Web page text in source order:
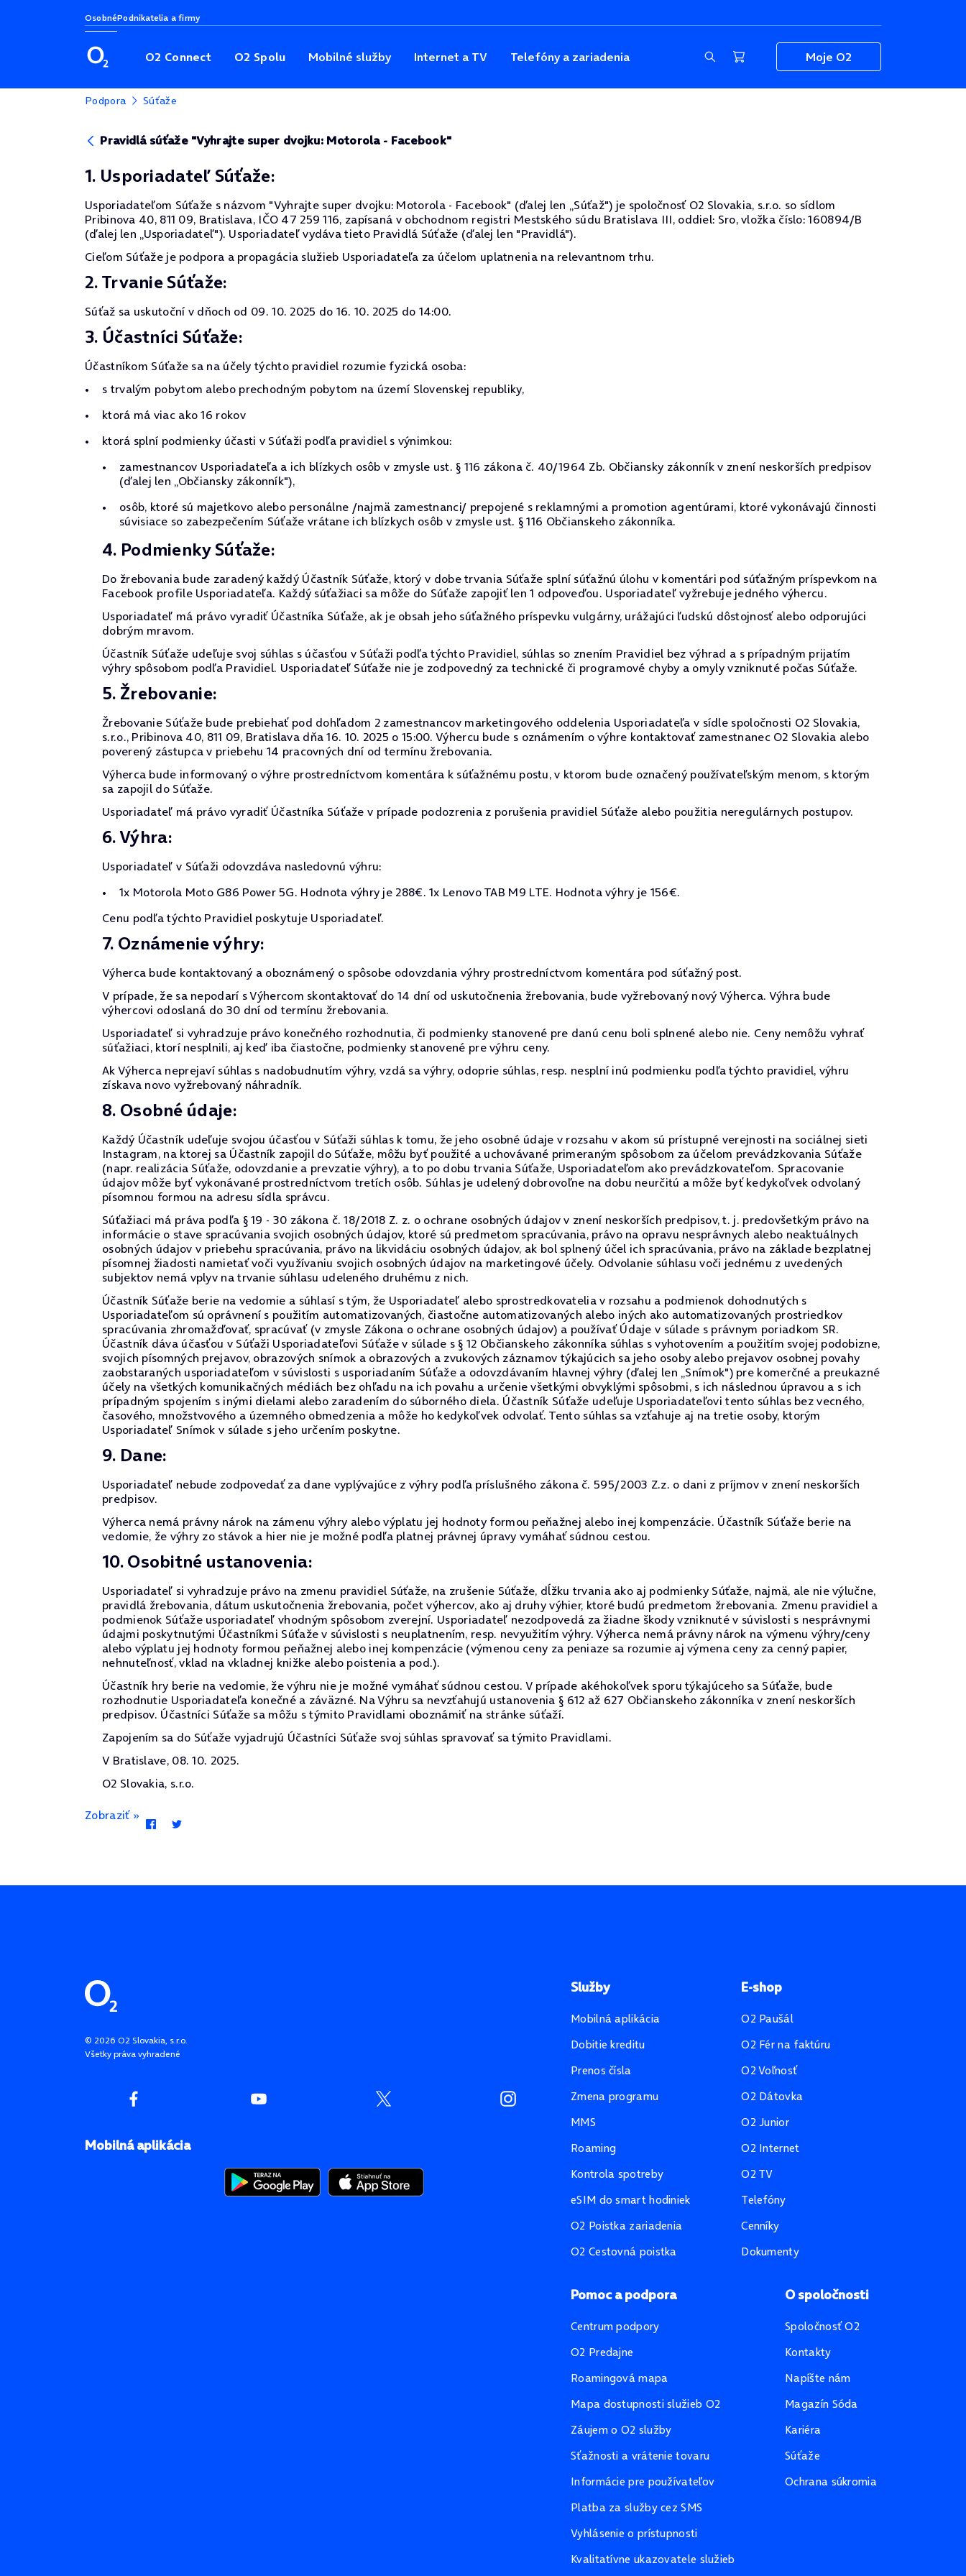
OsobnéPodnikatelia a firmy
O2 Connect O2 Spolu Mobilné služby Internet a TV Telefóny a zariadenia Moje O2
Podpora Súťaže
Pravidlá súťaže "Vyhrajte super dvojku: Motorola - Facebook"
1. Usporiadateľ Súťaže:
Usporiadateľom Súťaže s názvom "Vyhrajte super dvojku: Motorola - Facebook" (ďalej len „Súťaž") je spoločnosť O2 Slovakia, s.r.o. so sídlom
Pribinova 40, 811 09, Bratislava, IČO 47 259 116, zapísaná v obchodnom registri Mestského súdu Bratislava III, oddiel: Sro, vložka číslo: 160894/B
(ďalej len „Usporiadateľ"). Usporiadateľ vydáva tieto Pravidlá Súťaže (ďalej len "Pravidlá").
Cieľom Súťaže je podpora a propagácia služieb Usporiadateľa za účelom uplatnenia na relevantnom trhu.
2. Trvanie Súťaže:
Súťaž sa uskutoční v dňoch od 09. 10. 2025 do 16. 10. 2025 do 14:00.
3. Účastníci Súťaže:
Účastníkom Súťaže sa na účely týchto pravidiel rozumie fyzická osoba:
s trvalým pobytom alebo prechodným pobytom na území Slovenskej republiky,
ktorá má viac ako 16 rokov
ktorá splní podmienky účasti v Súťaži podľa pravidiel s výnimkou:
zamestnancov Usporiadateľa a ich blízkych osôb v zmysle ust. § 116 zákona č. 40/1964 Zb. Občiansky zákonník v znení neskorších predpisov
(ďalej len „Občiansky zákonník"),
osôb, ktoré sú majetkovo alebo personálne /najmä zamestnanci/ prepojené s reklamnými a promotion agentúrami, ktoré vykonávajú činnosti
súvisiace so zabezpečením Súťaže vrátane ich blízkych osôb v zmysle ust. § 116 Občianskeho zákonníka.
4. Podmienky Súťaže:
Do žrebovania bude zaradený každý Účastník Súťaže, ktorý v dobe trvania Súťaže splní súťažnú úlohu v komentári pod súťažným príspevkom na
Facebook profile Usporiadateľa. Každý súťažiaci sa môže do Súťaže zapojiť len 1 odpoveďou. Usporiadateľ vyžrebuje jedného výhercu.
Usporiadateľ má právo vyradiť Účastníka Súťaže, ak je obsah jeho súťažného príspevku vulgárny, urážajúci ľudskú dôstojnosť alebo odporujúci
dobrým mravom.
Účastník Súťaže udeľuje svoj súhlas s účasťou v Súťaži podľa týchto Pravidiel, súhlas so znením Pravidiel bez výhrad a s prípadným prijatím
výhry spôsobom podľa Pravidiel. Usporiadateľ Súťaže nie je zodpovedný za technické či programové chyby a omyly vzniknuté počas Súťaže.
5. Žrebovanie:
Žrebovanie Súťaže bude prebiehať pod dohľadom 2 zamestnancov marketingového oddelenia Usporiadateľa v sídle spoločnosti O2 Slovakia,
s.r.o., Pribinova 40, 811 09, Bratislava dňa 16. 10. 2025 o 15:00. Výhercu bude s oznámením o výhre kontaktovať zamestnanec O2 Slovakia alebo
poverený zástupca v priebehu 14 pracovných dní od termínu žrebovania.
Výherca bude informovaný o výhre prostredníctvom komentára k súťažnému postu, v ktorom bude označený používateľským menom, s ktorým
sa zapojil do Súťaže.
Usporiadateľ má právo vyradiť Účastníka Súťaže v prípade podozrenia z porušenia pravidiel Súťaže alebo použitia neregulárnych postupov.
6. Výhra:
Usporiadateľ v Súťaži odovzdáva nasledovnú výhru:
1x Motorola Moto G86 Power 5G. Hodnota výhry je 288€. 1x Lenovo TAB M9 LTE. Hodnota výhry je 156€.
Cenu podľa týchto Pravidiel poskytuje Usporiadateľ.
7. Oznámenie výhry:
Výherca bude kontaktovaný a oboznámený o spôsobe odovzdania výhry prostredníctvom komentára pod súťažný post.
V prípade, že sa nepodarí s Výhercom skontaktovať do 14 dní od uskutočnenia žrebovania, bude vyžrebovaný nový Výherca. Výhra bude
výhercovi odoslaná do 30 dní od termínu žrebovania.
Usporiadateľ si vyhradzuje právo konečného rozhodnutia, či podmienky stanovené pre danú cenu boli splnené alebo nie. Ceny nemôžu vyhrať
súťažiaci, ktorí nesplnili, aj keď iba čiastočne, podmienky stanovené pre výhru ceny.
Ak Výherca neprejaví súhlas s nadobudnutím výhry, vzdá sa výhry, odoprie súhlas, resp. nesplní inú podmienku podľa týchto pravidiel, výhru
získava novo vyžrebovaný náhradník.
8. Osobné údaje:
Každý Účastník udeľuje svojou účasťou v Súťaži súhlas k tomu, že jeho osobné údaje v rozsahu v akom sú prístupné verejnosti na sociálnej sieti
Instagram, na ktorej sa Účastník zapojil do Súťaže, môžu byť použité a uchovávané primeraným spôsobom za účelom prevádzkovania Súťaže
(napr. realizácia Súťaže, odovzdanie a prevzatie výhry), a to po dobu trvania Súťaže, Usporiadateľom ako prevádzkovateľom. Spracovanie
údajov môže byť vykonávané prostredníctvom tretích osôb. Súhlas je udelený dobrovoľne na dobu neurčitú a môže byť kedykoľvek odvolaný
písomnou formou na adresu sídla správcu.
Súťažiaci má práva podľa § 19 - 30 zákona č. 18/2018 Z. z. o ochrane osobných údajov v znení neskorších predpisov, t. j. predovšetkým právo na
informácie o stave spracúvania svojich osobných údajov, ktoré sú predmetom spracúvania, právo na opravu nesprávnych alebo neaktuálnych
osobných údajov v priebehu spracúvania, právo na likvidáciu osobných údajov, ak bol splnený účel ich spracúvania, právo na základe bezplatnej
písomnej žiadosti namietať voči využívaniu svojich osobných údajov na marketingové účely. Odvolanie súhlasu voči jednému z uvedených
subjektov nemá vplyv na trvanie súhlasu udeleného druhému z nich.
Účastník Súťaže berie na vedomie a súhlasí s tým, že Usporiadateľ alebo sprostredkovatelia v rozsahu a podmienok dohodnutých s
Usporiadateľom sú oprávnení s použitím automatizovaných, čiastočne automatizovaných alebo iných ako automatizovaných prostriedkov
spracúvania zhromažďovať, spracúvať (v zmysle Zákona o ochrane osobných údajov) a používať Údaje v súlade s právnym poriadkom SR.
Účastník dáva účasťou v Súťaži Usporiadateľovi Súťaže v súlade s § 12 Občianskeho zákonníka súhlas s vyhotovením a použitím svojej podobizne,
svojich písomných prejavov, obrazových snímok a obrazových a zvukových záznamov týkajúcich sa jeho osoby alebo prejavov osobnej povahy
zaobstaraných usporiadateľom v súvislosti s usporiadaním Súťaže a odovzdávaním hlavnej výhry (ďalej len „Snímok") pre komerčné a preukazné
účely na všetkých komunikačných médiách bez ohľadu na ich povahu a určenie všetkými obvyklými spôsobmi, s ich následnou úpravou a s ich
prípadným spojením s inými dielami alebo zaradením do súborného diela. Účastník Súťaže udeľuje Usporiadateľovi tento súhlas bez vecného,
časového, množstvového a územného obmedzenia a môže ho kedykoľvek odvolať. Tento súhlas sa vzťahuje aj na tretie osoby, ktorým
Usporiadateľ Snímok v súlade s jeho určením poskytne.
9. Dane:
Usporiadateľ nebude zodpovedať za dane vyplývajúce z výhry podľa príslušného zákona č. 595/2003 Z.z. o dani z príjmov v znení neskorších
predpisov.
Výherca nemá právny nárok na zámenu výhry alebo výplatu jej hodnoty formou peňažnej alebo inej kompenzácie. Účastník Súťaže berie na
vedomie, že výhry zo stávok a hier nie je možné podľa platnej právnej úpravy vymáhať súdnou cestou.
10. Osobitné ustanovenia:
Usporiadateľ si vyhradzuje právo na zmenu pravidiel Súťaže, na zrušenie Súťaže, dĺžku trvania ako aj podmienky Súťaže, najmä, ale nie výlučne,
pravidlá žrebovania, dátum uskutočnenia žrebovania, počet výhercov, ako aj druhy výhier, ktoré budú predmetom žrebovania. Zmenu pravidiel a
podmienok Súťaže usporiadateľ vhodným spôsobom zverejní. Usporiadateľ nezodpovedá za žiadne škody vzniknuté v súvislosti s nesprávnymi
údajmi poskytnutými Účastníkmi Súťaže v súvislosti s neuplatnením, resp. nevyužitím výhry. Výherca nemá právny nárok na výmenu výhry/ceny
alebo výplatu jej hodnoty formou peňažnej alebo inej kompenzácie (výmenou ceny za peniaze sa rozumie aj výmena ceny za cenný papier,
nehnuteľnosť, vklad na vkladnej knižke alebo poistenia a pod.).
Účastník hry berie na vedomie, že výhru nie je možné vymáhať súdnou cestou. V prípade akéhokoľvek sporu týkajúceho sa Súťaže, bude
rozhodnutie Usporiadateľa konečné a záväzné. Na Výhru sa nevzťahujú ustanovenia § 612 až 627 Občianskeho zákonníka v znení neskorších
predpisov. Účastníci Súťaže sa môžu s týmito Pravidlami oboznámiť na stránke súťaží.
Zapojením sa do Súťaže vyjadrujú Účastníci Súťaže svoj súhlas spravovať sa týmito Pravidlami.
V Bratislave, 08. 10. 2025.
O2 Slovakia, s.r.o.
Zobraziť »
Pätička stránky
© 2026 O2 Slovakia, s.r.o.
Všetky práva vyhradené
Mobilná aplikácia
Služby
Mobilná aplikácia
Dobitie kreditu
Prenos čísla
Zmena programu
MMS
Roaming
Kontrola spotreby
eSIM do smart hodiniek
O2 Poistka zariadenia
O2 Cestovná poistka
E-shop
O2 Paušál
O2 Fér na faktúru
O2 Voľnosť
O2 Dátovka
O2 Junior
O2 Internet
O2 TV
Telefóny
Cenníky
Dokumenty
Pomoc a podpora
Centrum podpory
O2 Predajne
Roamingová mapa
Mapa dostupnosti služieb O2
Záujem o O2 služby
Sťažnosti a vrátenie tovaru
Informácie pre používateľov
Platba za služby cez SMS
Vyhlásenie o prístupnosti
Kvalitatívne ukazovatele služieb
O spoločnosti
Spoločnosť O2
Kontakty
Napíšte nám
Magazín Sóda
Kariéra
Súťaže
Ochrana súkromia